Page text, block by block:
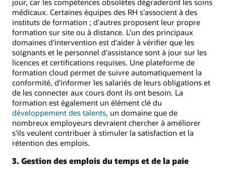
médicaux. Certaines équipes des RH s'associent à des
instituts de formation ; d'autres proposent leur propre
formation sur site ou à distance. L'un des principaux
domaines d'intervention est d'aider à vérifier que les
soignants et le personnel d'assistance sont à jour sur les
licences et certifications requises. Une plateforme de
formation cloud permet de suivre automatiquement la
conformité, d'informer les salariés de leurs obligations et
de les connecter aux cours dont ils ont besoin. La
formation est également un élément clé du
développement des talents, un domaine que de
nombreux employeurs devraient chercher à améliorer
s'ils veulent contribuer à stimuler la satisfaction et la
rétention des emplois.
3. Gestion des emplois du temps et de la paie